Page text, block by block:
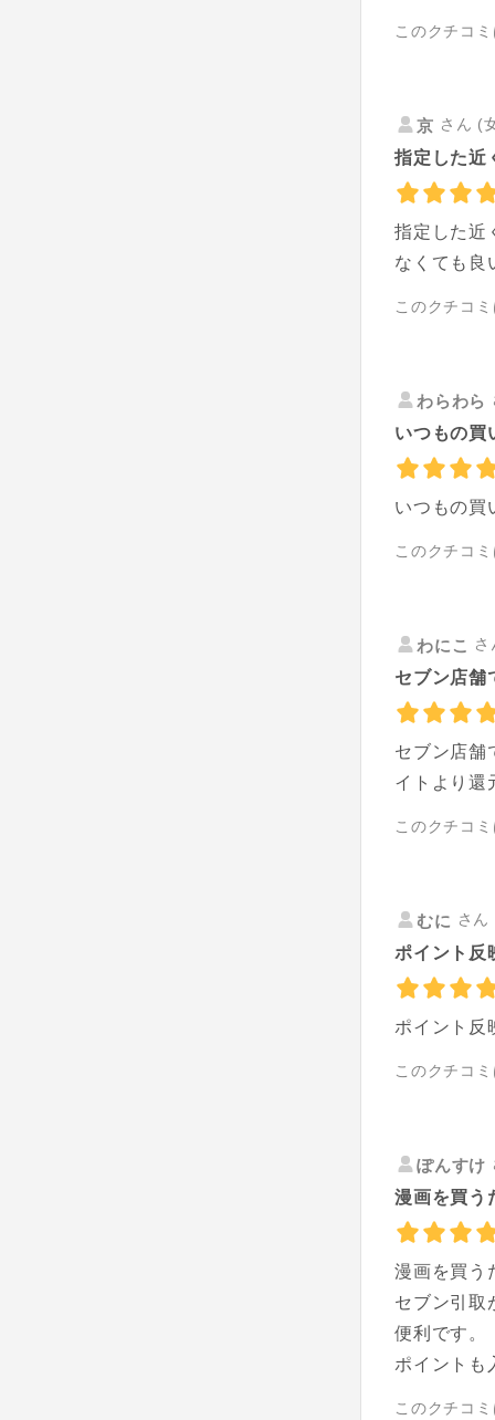
このクチコ
京 さん (
指定した近
指定した近
なくても良
このクチコ
わらわら
いつもの買
いつもの買
このクチコ
わにこ
セブン店舗
セブン店舗
イトより還
このクチコ
むに さ
ポイント反
ポイント反
このクチコ
ぽんすけ
漫画を買う
漫画を買う
セブン引取
便利です。
ポイントも
このクチコ